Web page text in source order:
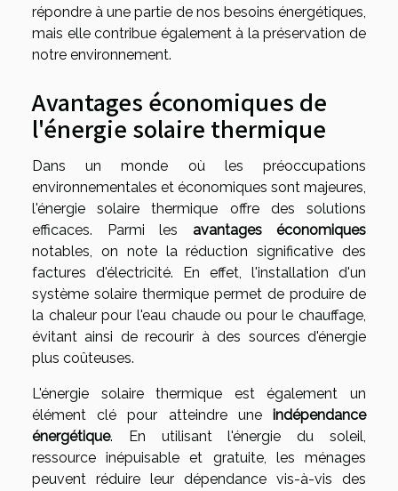
répondre à une partie de nos besoins énergétiques,
mais elle contribue également à la préservation de
notre environnement.
Avantages économiques de
l'énergie solaire thermique
Dans un monde où les préoccupations
environnementales et économiques sont majeures,
l'énergie solaire thermique offre des solutions
efficaces. Parmi les avantages économiques
notables, on note la réduction significative des
factures d'électricité. En effet, l'installation d'un
système solaire thermique permet de produire de
la chaleur pour l'eau chaude ou pour le chauffage,
évitant ainsi de recourir à des sources d'énergie
plus coûteuses.
L'énergie solaire thermique est également un
élément clé pour atteindre une indépendance
énergétique. En utilisant l'énergie du soleil,
ressource inépuisable et gratuite, les ménages
peuvent réduire leur dépendance vis-à-vis des